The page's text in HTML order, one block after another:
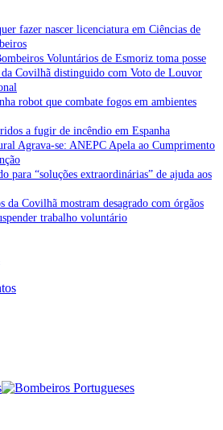
fazer nascer licenciatura em Ciências de
Voluntários de Esmoriz toma posse
Covilhã distinguido com Voto de Louvor
robot que combate fogos em ambientes
a fugir de incêndio em Espanha
Agrava-se: ANEPC Apela ao Cumprimento
para “soluções extraordinárias” de ajuda aos
da Covilhã mostram desagrado com órgãos
trabalho voluntário